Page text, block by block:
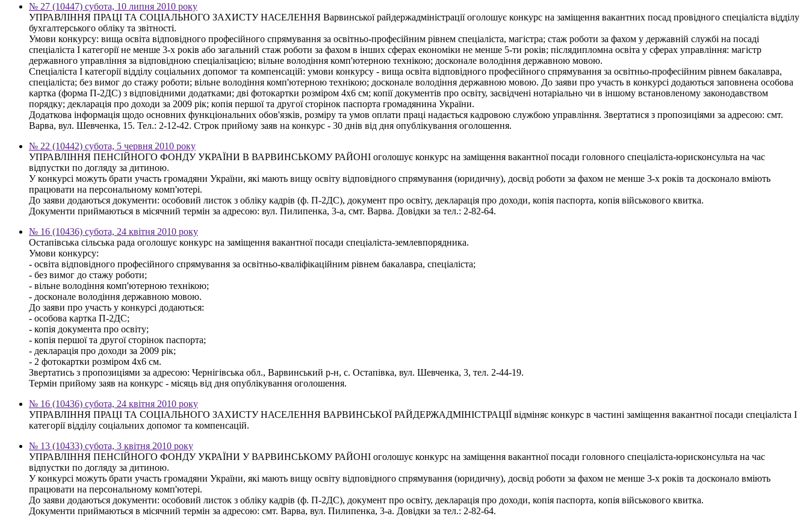
№ 27 (10447) субота, 10 липня 2010 року
УПРАВЛІННЯ ПРАЦІ ТА СОЦІАЛЬНОГО ЗАХИСТУ НАСЕЛЕННЯ Варвинської райдержадміністрації оголошує конкурс на заміщення вакантних посад провідного спеціаліста відділу
бухгалтерського обліку та звітності.
Умови конкурсу: вища освіта відповідного професійного спрямування за освітньо-професійним рівнем спеціаліста, магістра; стаж роботи за фахом у державній службі на посаді
спеціаліста І категорії не менше 3-х років або загальний стаж роботи за фахом в інших сферах економіки не менше 5-ти років; післядипломна освіта у сферах управління: магістр
державного управління за відповідною спеціалізацією; вільне володіння комп'ютерною технікою; досконале володіння державною мовою.
Спеціаліста І категорії відділу соціальних допомог та компенсацій: умови конкурсу - вища освіта відповідного професійного спрямування за освітньо-професійним рівнем бакалавра,
спеціаліста; без вимог до стажу роботи; вільне володіння комп'ютерною технікою; досконале володіння державною мовою. До заяви про участь в конкурсі додаються заповнена особова
картка (форма П-2ДС) з відповідними додатками; дві фотокартки розміром 4х6 см; копії документів про освіту, засвідчені нотаріально чи в іншому встановленому законодавством
порядку; декларація про доходи за 2009 рік; копія першої та другої сторінок паспорта громадянина України.
Додаткова інформація щодо основних функціональних обов'язків, розміру та умов оплати праці надається кадровою службою управління. Звертатися з пропозиціями за адресою: смт.
Варва, вул. Шевченка, 15. Тел.: 2-12-42. Строк прийому заяв на конкурс - 30 днів від дня опублікування оголошення.
№ 22 (10442) субота, 5 червня 2010 року
УПРАВЛІННЯ ПЕНСІЙНОГО ФОНДУ УКРАЇНИ В ВАРВИНСЬКОМУ РАЙОНІ оголошує конкурс на заміщення вакантної посади головного спеціаліста-юрисконсульта на час
відпустки по догляду за дитиною.
У конкурсі можуть брати участь громадяни України, які мають вищу освіту відповідного спрямування (юридичну), досвід роботи за фахом не менше 3-х років та досконало вміють
працювати на персональному комп'ютері.
До заяви додаються документи: особовий листок з обліку кадрів (ф. П-2ДС), документ про освіту, декларація про доходи, копія паспорта, копія військового квитка.
Документи приймаються в місячний термін за адресою: вул. Пилипенка, 3-а, смт. Варва. Довідки за тел.: 2-82-64.
№ 16 (10436) субота, 24 квітня 2010 року
Остапівська сільська рада оголошує конкурс на заміщення вакантної посади спеціаліста-землевпорядника.
Умови конкурсу:
- освіта відповідного професійного спрямування за освітньо-кваліфікаційним рівнем бакалавра, спеціаліста;
- без вимог до стажу роботи;
- вільне володіння комп'ютерною технікою;
- досконале володіння державною мовою.
До заяви про участь у конкурсі додаються:
- особова картка П-2ДС;
- копія документа про освіту;
- копія першої та другої сторінок паспорта;
- декларація про доходи за 2009 рік;
- 2 фотокартки розміром 4х6 см.
Звертатись з пропозиціями за адресою: Чернігівська обл., Варвинський р-н, с. Остапівка, вул. Шевченка, 3, тел. 2-44-19.
Термін прийому заяв на конкурс - місяць від дня опублікування оголошення.
№ 16 (10436) субота, 24 квітня 2010 року
УПРАВЛІННЯ ПРАЦІ ТА СОЦІАЛЬНОГО ЗАХИСТУ НАСЕЛЕННЯ ВАРВИНСЬКОЇ РАЙДЕРЖАДМІНІСТРАЦІЇ відміняє конкурс в частині заміщення вакантної посади спеціаліста І
категорії відділу соціальних допомог та компенсацій.
№ 13 (10433) субота, 3 квітня 2010 року
УПРАВЛІННЯ ПЕНСІЙНОГО ФОНДУ УКРАЇНИ У ВАРВИНСЬКОМУ РАЙОНІ оголошує конкурс на заміщення вакантної посади головного спеціаліста-юрисконсульта на час
відпустки по догляду за дитиною.
У конкурсі можуть брати участь громадяни України, які мають вищу освіту відповідного спрямування (юридичну), досвід роботи за фахом не менше 3-х років та досконало вміють
працювати на персональному комп'ютері.
До заяви додаються документи: особовий листок з обліку кадрів (ф. П-2ДС), документ про освіту, декларація про доходи, копія паспорта, копія військового квитка.
Документи приймаються в місячний термін за адресою: смт. Варва, вул. Пилипенка, 3-а. Довідки за тел.: 2-82-64.